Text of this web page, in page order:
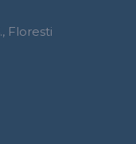
Floresti